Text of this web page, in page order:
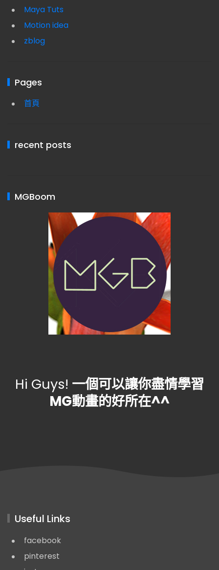
Maya Tuts
Motion idea
zblog
Pages
首頁
recent posts
MGBoom
Hi Guys! 一個可以讓你盡情學習
MG動畫的好所在^^
Useful Links
facebook
pinterest